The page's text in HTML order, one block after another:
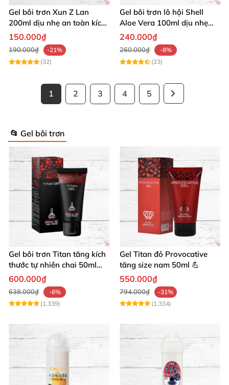
Gel bôi trơn Xun Z Lan
200ml dịu nhẹ an toàn kích
thích sảng khoái
150.000₫
190.000₫
-21%
(32)
Gel bôi trơn lô hội Shell
Aloe Vera 100ml dịu nhẹ
tăng khoái cảm
240.000₫
260.000₫
-8%
(23)
1 2 3 4 5
📂 Gel bôi trơn
Gel bôi trơn Titan tăng kích
thước tự nhiên chai 50ml
siêu mạnh
600.000₫
638.000₫
-6%
(1,339)
Gel Titan đỏ Provocative
tăng size nam 50ml 💪
550.000₫
794.000₫
-31%
(1,334)